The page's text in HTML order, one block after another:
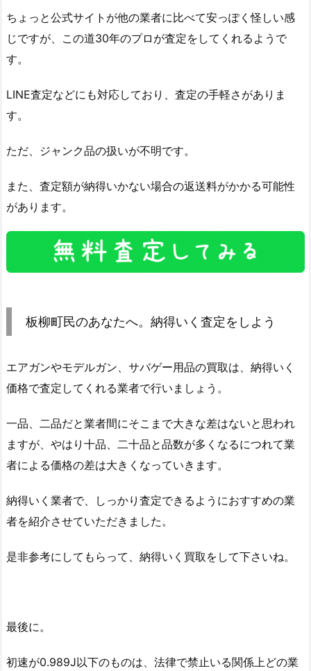
ちょっと公式サイトが他の業者に比べて安っぽく怪しい感
じですが、この道30年のプロが査定をしてくれるようで
す。
LINE査定などにも対応しており、査定の手軽さがありま
す。
ただ、ジャンク品の扱いが不明です。
また、査定額が納得いかない場合の返送料がかかる可能性
があります。
板柳町民のあなたへ。納得いく査定をしよう
エアガンやモデルガン、サバゲー用品の買取は、納得いく
価格で査定してくれる業者で行いましょう。
一品、二品だと業者間にそこまで大きな差はないと思われ
ますが、やはり十品、二十品と品数が多くなるにつれて業
者による価格の差は大きくなっていきます。
納得いく業者で、しっかり査定できるようにおすすめの業
者を紹介させていただきました。
是非参考にしてもらって、納得いく買取をして下さいね。
最後に。
初速が0.989J以下のものは、法律で禁止いる関係上どの業